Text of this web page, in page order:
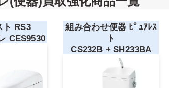
ト RS3
CES9530
組み合わせ便器 ﾋﾟｭｱﾚｽ
ﾄ
CS232B + SH233BA